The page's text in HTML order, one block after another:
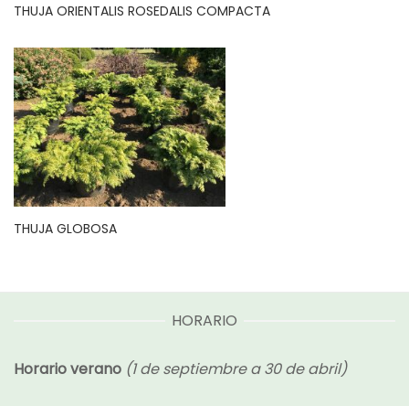
THUJA ORIENTALIS ROSEDALIS COMPACTA
THUJA GLOBOSA
HORARIO
Horario verano (1 de septiembre a 30 de abril)